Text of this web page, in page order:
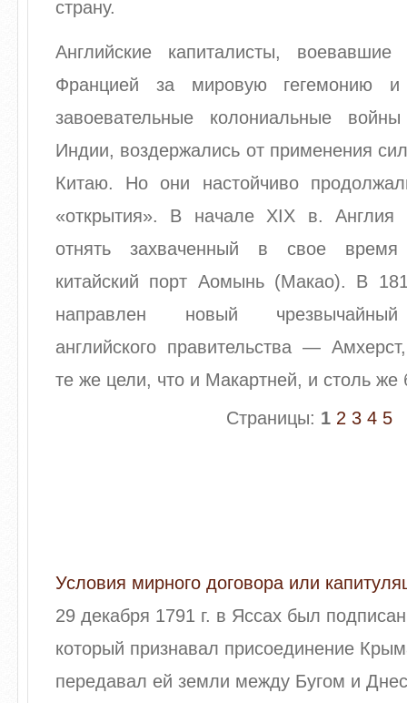
страну.
Английские капиталисты,
Францией за мировую гегемонию и
завоевательные колониальные
Индии, воздержались от применения
Китаю. Но они настойчиво
«открытия». В начале XIX в. Англия
отнять захваченный в свое время
китайский порт Аомынь (Макао). В
направлен новый чрезвычайный
английского правительства —
те же цели, что и Макартней, и столь же
Страницы: 1 2 3 4 5
Условия мирного договора или
29 декабря 1791 г. в Яссах был
который признавал присоединение
передавал ей земли между Бугом и